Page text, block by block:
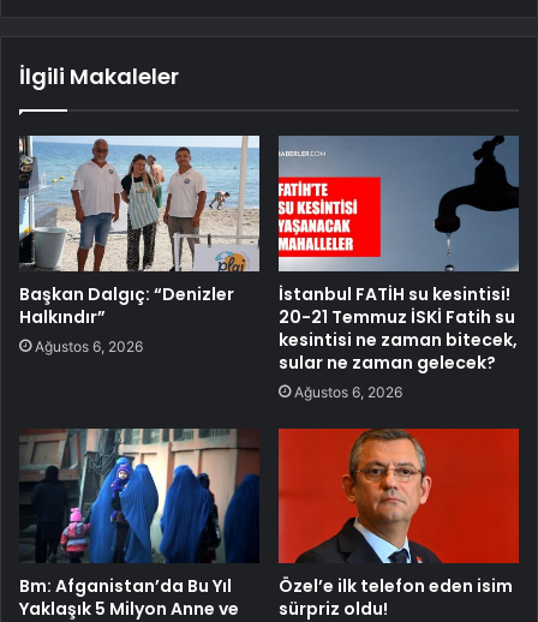
İlgili Makaleler
Başkan Dalgıç: “Denizler
Halkındır”
Ağustos 6, 2026
İstanbul FATİH su kesintisi!
20-21 Temmuz İSKİ Fatih su
kesintisi ne zaman bitecek,
sular ne zaman gelecek?
Ağustos 6, 2026
Bm: Afganistan’da Bu Yıl
Yaklaşık 5 Milyon Anne ve
Özel’e ilk telefon eden isim
sürpriz oldu!